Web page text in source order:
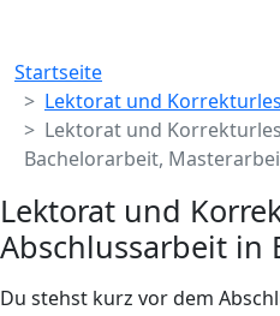
Breadcrumb
Startseite
Lektorat und
Lektorat und
Bachelorarbeit,
Lektorat und
Abschlussarbeit in
Du stehst kurz vor dem